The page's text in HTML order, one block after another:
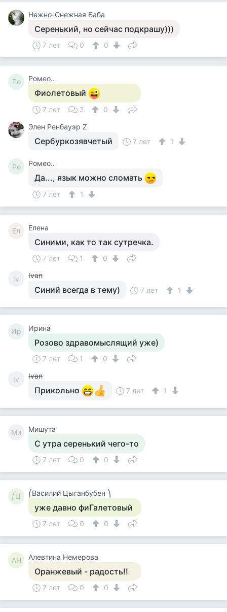
Нежно-Снежная Баба
Серенький, но сейчас подкрашу)))
7 лет 0 0
Ро Ромео..
Фиолетовый
7 лет 2
0
Элен Ренбауэр Z
Сербуркозявчетый 7 лет 1
Ро Ромео..
Да..., язык можно сломать
7 лет 1
Ел Елена
Синими, как то так сутречка.
7 лет 1 0
Iv Ivan
Синий всегда в тему) 7 лет 1
Ир Ирина
Розово здравомыслящий уже)
7 лет 1 0
Iv Ivan
Прикольно 7 лет 1
Ми Мишута
С утра серенький чего-то
7 лет 0 0
⎛Ц ⎛Василий Цыганбубен ⎞
уже давно фиГалетовый
7 лет 0 0
АН Алевтина Немерова
Оранжевый - радость!!
7 лет 0 0